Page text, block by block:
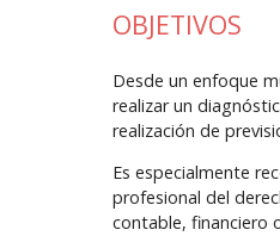
OBJETIVOS
Desde un enfoque
realizar un
realización de
Es especialmente
profesional del
contable, financiero